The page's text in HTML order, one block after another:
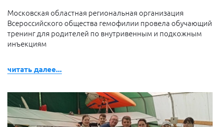
Московская областная региональная организация
Всероссийского общества гемофилии провела обучающий
тренинг для родителей по внутривенным и подкожным
инъекциям
читать далее...